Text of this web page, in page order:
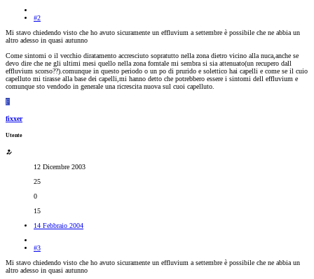
#2
Mi stavo chiedendo visto che ho avuto sicuramente un effluvium a settembre è possibile che ne abbia un
altro adesso in quasi autunno
Come sintomi o il vecchio diratamento accresciuto sopratutto nella zona dietro vicino alla nuca,anche se
devo dire che ne gli ultimi mesi quello nella zona forntale mi sembra si sia attenuato(un recupero dall
effluvium scorso??).comunque in questo periodo o un po di prurido e solettico hai capelli e come se il cuio
capelluto mi tirasse alla base dei capelli,mi hanno detto che potrebbero essere i sintomi dell effluvium e
comunque sto vendodo in generale una ricrescita nuova sul cuoi capelluto.
F
fixxer
Utente
12 Dicembre 2003
25
0
15
14 Febbraio 2004
#3
Mi stavo chiedendo visto che ho avuto sicuramente un effluvium a settembre è possibile che ne abbia un
altro adesso in quasi autunno